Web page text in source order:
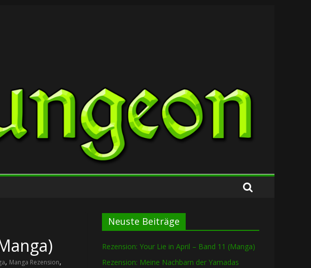
, Manga Rezension,
Neuste Beiträge
Rezension: Your Lie in April – Band 11 (Manga)
Rezension: Meine Nachbarn der Yamadas